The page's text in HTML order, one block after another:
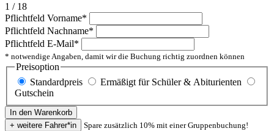
1 / 18
Pflichtfeld Vorname*
Pflichtfeld Nachname*
Pflichtfeld E-Mail*
* notwendige Angaben, damit wir die Buchung richtig zuordnen können
Preisoption
Standardpreis
Ermäßigt für Schüler & Abiturienten
Gutschein
Spare zusätzlich 10% mit einer Gruppenbuchung!